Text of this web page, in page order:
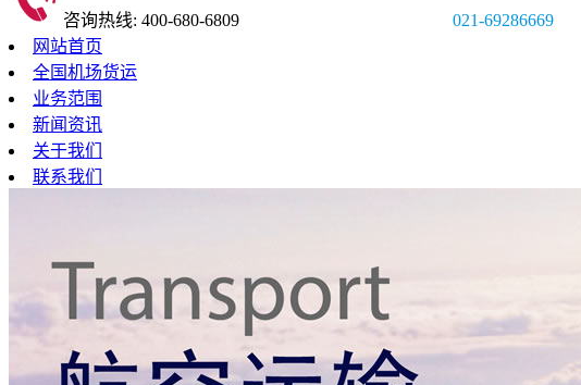
咨询热线: 400-680-6809
021-69286669
网站首页
全国机场货运
业务范围
新闻资讯
关于我们
联系我们